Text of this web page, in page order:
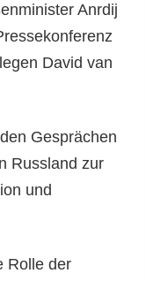
Anrdij
David van
Gesprächen
Russland zur
und
Rolle der